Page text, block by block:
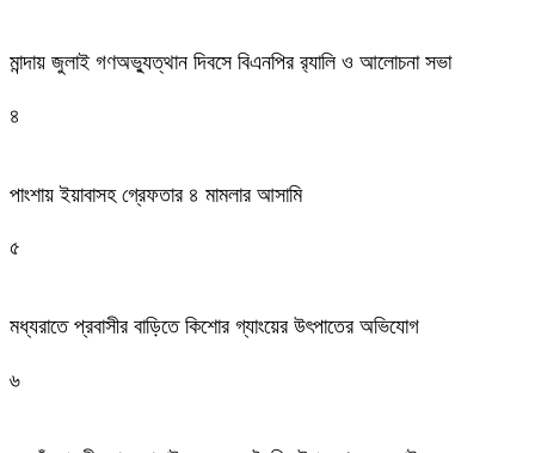
মান্দায় জুলাই গণঅভ্যুত্থান দিবসে বিএনপির র‍্যালি ও আলোচনা সভা
৪
পাংশায় ইয়াবাসহ গ্রেফতার ৪ মামলার আসামি
৫
মধ্যরাতে প্রবাসীর বাড়িতে কিশোর গ্যাংয়ের উৎপাতের অভিযোগ
৬